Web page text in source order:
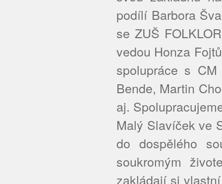
podílí Barbora
se ZUŠ
vedou Honza
spolupráce s
Bende, Martin
aj.
Malý Slavíček ve
do dospělého
soukromým
zakládají si